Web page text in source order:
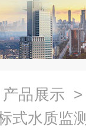
产品展示
式水质监